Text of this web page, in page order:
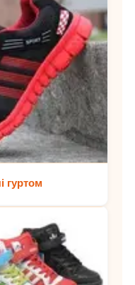
гуртом